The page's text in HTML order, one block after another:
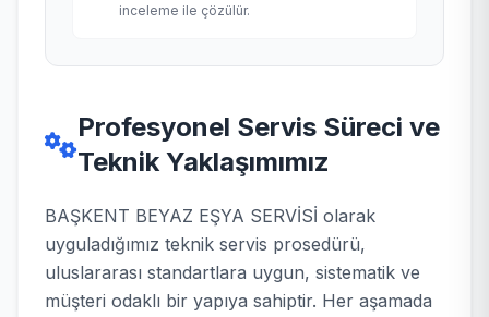
inceleme ile çözülür.
Profesyonel Servis Süreci ve
Teknik Yaklaşımımız
BAŞKENT BEYAZ EŞYA SERVİSİ olarak
uyguladığımız teknik servis prosedürü,
uluslararası standartlara uygun, sistematik ve
müşteri odaklı bir yapıya sahiptir. Her aşamada